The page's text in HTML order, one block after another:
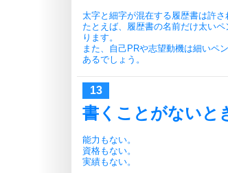
太字と細字が混在する履歴書は許さ
たとえば、履歴書の名前だけ太い
ります。
また、自己PRや志望動機は細いペ
あるでしょう。
書くことがないと
能力もない。
資格もない。
実績もない。